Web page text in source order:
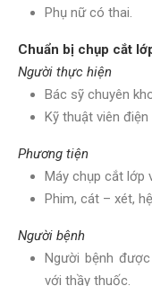
Phụ nữ có thai.
Chuẩn bị chụp cắt
Người thực hiện
Bác sỹ chuyên
Kỹ thuật viên điện
Phương tiện
Máy chụp cắt lớp
Phim, cát – xét,
Người bệnh
Người bệnh
với thầy thuốc.